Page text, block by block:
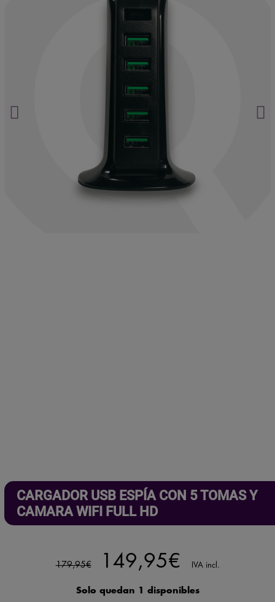
CARGADOR USB ESPÍA CON 5 TOMAS Y
CAMARA WIFI FULL HD
179,95€
El
precio
149,95€ El
precio
IVA incl.
Solo quedan 1 disponibles
La ubicación nunca miente.
¿Y si ya te están vigilando?
Envío gratuito en pedidos superiores a 60 €